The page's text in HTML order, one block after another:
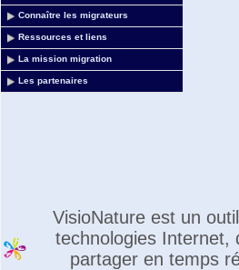
Connaître les migrateurs
Ressources et liens
La mission migration
Les partenaires
VisioNature est un
technologies Internet,
partager en temps